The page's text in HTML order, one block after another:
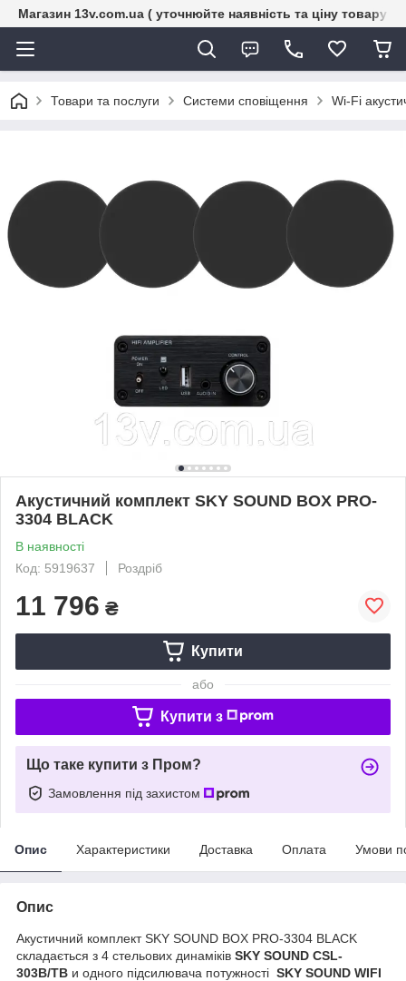
Магазин 13v.com.ua ( уточнюйте наявність та ціну товару
Товари та послуги Системи сповіщення Wi-Fi
Акустичний комплект SKY SOUND BOX PRO-
3304 BLACK
В наявності
Код: 5919637
Роздріб
11 796 ₴
Купити
або
Купити з
Що таке купити з Пром?
Замовлення під захистом
Опис Характеристики Доставка Оплата Умови
Опис
Акустичний комплектSKY SOUND BOX PRO-3304 BLACK
складається з 4 стельових динаміків SKY SOUND CSL-
303B/TB и одного підсилювача потужності SKY SOUND WIFI